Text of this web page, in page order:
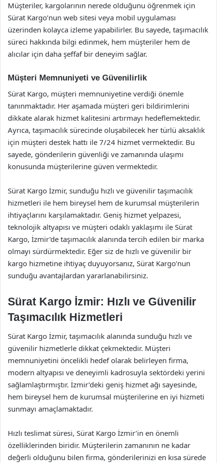
Müşteriler, kargolarının nerede olduğunu öğrenmek için
Sürat Kargo’nun web sitesi veya mobil uygulaması
üzerinden kolayca izleme yapabilirler. Bu sayede, taşımacılık
süreci hakkında bilgi edinmek, hem müşteriler hem de
alıcılar için daha şeffaf bir deneyim sağlar.
Müşteri Memnuniyeti ve Güvenilirlik
Sürat Kargo, müşteri memnuniyetine verdiği önemle
tanınmaktadır. Her aşamada müşteri geri bildirimlerini
dikkate alarak hizmet kalitesini artırmayı hedeflemektedir.
Ayrıca, taşımacılık sürecinde oluşabilecek her türlü aksaklık
için müşteri destek hattı ile 7/24 hizmet vermektedir. Bu
sayede, gönderilerin güvenliği ve zamanında ulaşımı
konusunda müşterilerine güven vermektedir.
Sürat Kargo İzmir, sunduğu hızlı ve güvenilir taşımacılık
hizmetleri ile hem bireysel hem de kurumsal müşterilerin
ihtiyaçlarını karşılamaktadır. Geniş hizmet yelpazesi,
teknolojik altyapısı ve müşteri odaklı yaklaşımı ile Sürat
Kargo, İzmir’de taşımacılık alanında tercih edilen bir marka
olmayı sürdürmektedir. Eğer siz de hızlı ve güvenilir bir
kargo hizmetine ihtiyaç duyuyorsanız, Sürat Kargo’nun
sunduğu avantajlardan yararlanabilirsiniz.
Sürat Kargo İzmir: Hızlı ve Güvenilir
Taşımacılık Hizmetleri
Sürat Kargo İzmir, taşımacılık alanında sunduğu hızlı ve
güvenilir hizmetlerle dikkat çekmektedir. Müşteri
memnuniyetini öncelikli hedef olarak belirleyen firma,
modern altyapısı ve deneyimli kadrosuyla sektördeki yerini
sağlamlaştırmıştır. İzmir’deki geniş hizmet ağı sayesinde,
hem bireysel hem de kurumsal müşterilerine en iyi hizmeti
sunmayı amaçlamaktadır.
Hızlı teslimat süresi, Sürat Kargo İzmir’in en önemli
özelliklerinden biridir. Müşterilerin zamanının ne kadar
değerli olduğunu bilen firma, gönderilerinizi en kısa sürede